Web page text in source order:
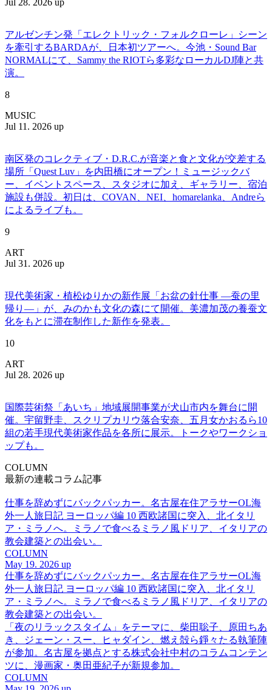
Jul 28. 2026 up
アルゼンチン発「エレクトリック・フォルクローレ」シーン
を牽引するBARDAが、日本初ツアーへ。今池・Sound Bar
NORMALにて、Sammy the RIOTら多彩なローカルDJ陣と共
演。
8
MUSIC
Jul 11. 2026 up
南区発のコレクティブ・D.R.C.が⾳楽と⾷と⽂化が交差する
場所「Quest Luv」を内田橋にオープン！ミュージックバ
ー、イベントスペース、スタジオに加え、ギャラリー、宿泊
施設も併設。初日は、COVAN、NEI、homarelanka、Andreら
によるライブも。
9
ART
Jul 31. 2026 up
現代美術家・植松ゆりかの新作展「お盆の針仕事 ―蚕の里
帰り―」が、みのかも文化の森にて開催。美濃加茂の養蚕文
化をもとに滞在制作した新作を発表。
10
ART
Jul 28. 2026 up
国際芸術祭「あいち」地域展開事業が犬山市内を舞台に開
催。宇留野圭、スクリプカリウ落合安奈、五月女かおるら10
組の若手現代美術家作品を各所に展示。トークやワークショ
ップも。
COLUMN
最新の連載コラム記事
仕事を辞めずにバックパッカー。名古屋在住アラサーOL海
外一人旅日記 ヨーロッパ編 10 西欧諸国に突入、北イタリ
ア・ミラノへ。ミラノで食べるミラノ風ドリア、イタリアの
教会建築との出会い。
COLUMN
May 19. 2026 up
仕事を辞めずにバックパッカー。名古屋在住アラサーOL海
外一人旅日記 ヨーロッパ編 10 西欧諸国に突入、北イタリ
ア・ミラノへ。ミラノで食べるミラノ風ドリア、イタリアの
教会建築との出会い。
「夜のリラックスタイム」をテーマに、柴田聡子、原田ちあ
き、ジェーン・スー、ヒャダイン、燃え殻ら錚々たる執筆陣
が参加。名古屋を拠点とする株式会社中村のコラムコンテン
ツに、漫画家・奥田亜紀子が新規参加。
COLUMN